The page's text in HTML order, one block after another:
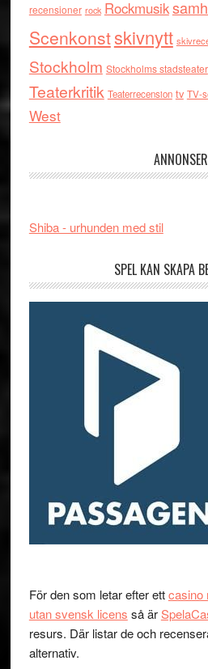
recensioner rock Rockmusik
Scenkonstskivnytt
Stockholm Stockholms stadsteater
Teaterkritik Teaterrecension tv TV-
West
ANNONSER
Shiba - urhunden med stil
SPEL KAN SKAPA
För den som letar efter ettcasino
utan svensk licens så är
resurs. Där listar de och
alternativ.